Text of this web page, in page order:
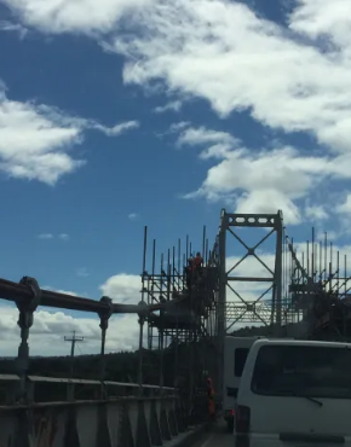
ein E-Mail mit eingebautem Link zum neuen